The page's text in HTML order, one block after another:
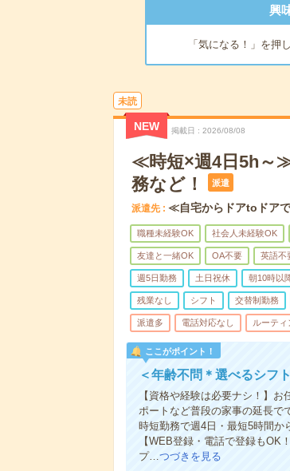
興
「気になる！」を押
未読
NEW 掲載日 2026/08/08
≪時短×週4日5h～
務など！
派遣
派遣先 ≪自宅からドアtoドア
職種未経験OK 社会人未経験OK
友達と一緒OK OA不要 英語不
週5日勤務 土日祝休 朝10時以
残業なし シフト 交替制勤務
派遣多 電話対応なし ルーティ
ここがポイント！
＜年齢不問＊選べるシフ
【資格や経験は必要ナシ！】
ポートなど普段の家事の延長で
時短勤務で週4日・最短5時間か
【WEB登録・電話で登録もOK
プ…つづきを見る